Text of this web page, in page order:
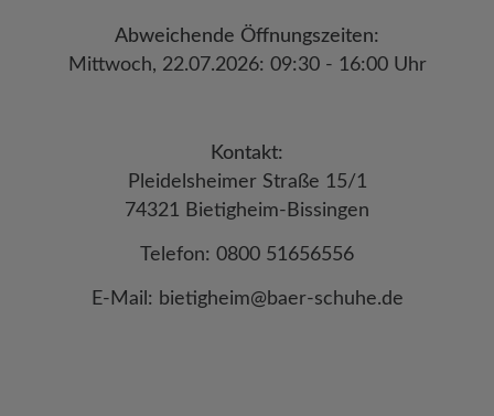
Abweichende Öffnungszeiten:
Mittwoch, 22.07.2026: 09:30 - 16:00 Uhr
Kontakt:
Pleidelsheimer Straße 15/1
74321 Bietigheim-Bissingen
Telefon: 0800 51656556
E-Mail: bietigheim@baer-schuhe.de